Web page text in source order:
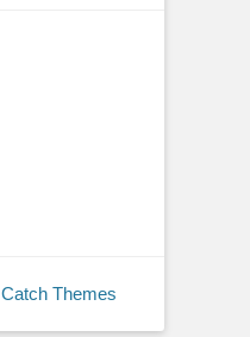
Catch Themes